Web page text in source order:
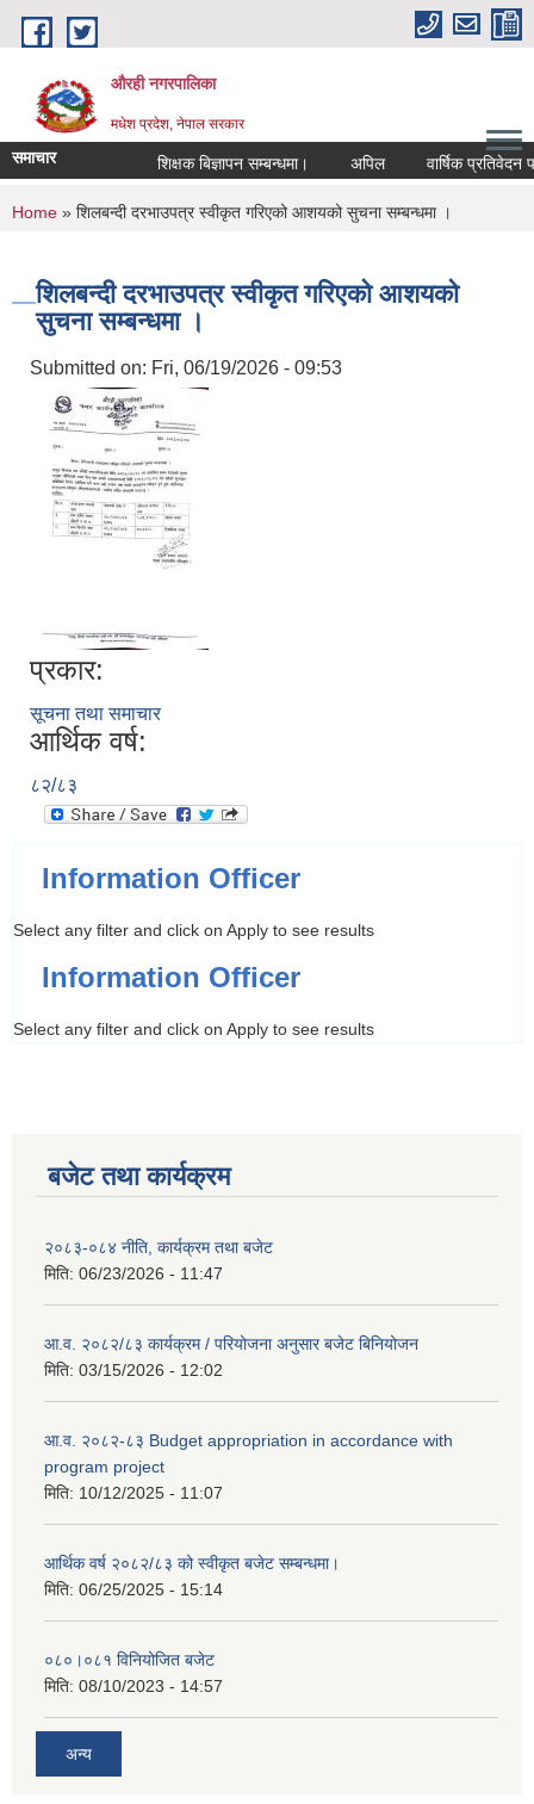
Skip to main content
औरही नगरपालिका
मधेश प्रदेश, नेपाल सरकार
समाचार शिक्षक बिज्ञापन सम्बन्धमा। अपिल वार्षिक प्रतिवेदन
You are here
Home » शिलबन्दी दरभाउपत्र स्वीकृत गरिएको आशयको सुचना सम्बन्धमा ।
शिलबन्दी दरभाउपत्र स्वीकृत गरिएको आशयको
सुचना सम्बन्धमा ।
Submitted on: Fri, 06/19/2026 - 09:53
प्रकार:
सूचना तथा समाचार
आर्थिक वर्ष:
८२/८३
Information Officer
Select any filter and click on Apply to see results
Information Officer
Select any filter and click on Apply to see results
बजेट तथा कार्यक्रम
२०८३-०८४ नीति, कार्यक्रम तथा बजेट
मिति: 06/23/2026 - 11:47
आ.व. २०८२/८३ कार्यक्रम / परियोजना अनुसार बजेट बिनियोजन
मिति: 03/15/2026 - 12:02
आ.व. २०८२-८३ Budget appropriation in accordance with
program project
मिति: 10/12/2025 - 11:07
आर्थिक वर्ष २०८२/८३ को स्वीकृत बजेट सम्बन्धमा।
मिति: 06/25/2025 - 15:14
०८०।०८१ विनियोजित बजेट
मिति: 08/10/2023 - 14:57
अन्य